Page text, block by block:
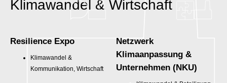
Klimawandel & Wirtschaft
Resilience Expo
Klimawandel &
Kommunikation, Wirtschaft
Netzwerk
Klimaanpassung &
Unternehmen (NKU)